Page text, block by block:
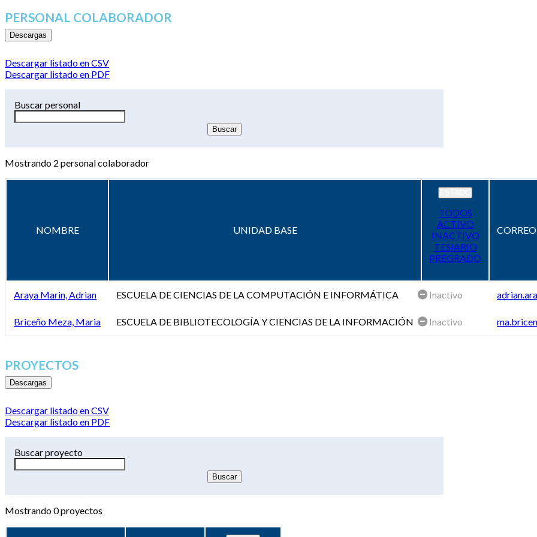
PERSONAL COLABORADOR
Descargas
Descargar listado en CSV
Descargar listado en PDF
Buscar personal
Mostrando 2 personal colaborador
NOMBRE UNIDAD BASE
TODOS
ACTIVO
INACTIVO
TESIARIO
PREGRADO
Araya Marin, Adrian ESCUELA DE CIENCIAS DE LA COMPUTACIÓN E INFORMÁTICA Inactivo
Briceño Meza, Maria ESCUELA DE BIBLIOTECOLOGÍA Y CIENCIAS DE LA INFORMACIÓN Inactivo
PROYECTOS
Descargas
Descargar listado en CSV
Descargar listado en PDF
Buscar proyecto
Mostrando0proyectos